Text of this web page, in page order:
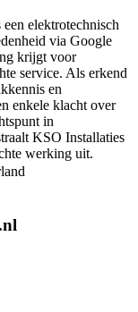
elektrotechnisch
via Google
krijgt voor
service. Als erkend
en
enkele klacht over
in
KSO Installaties
werking uit.